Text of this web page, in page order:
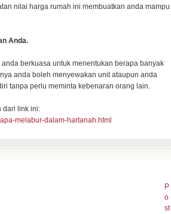
nilai harga rumah ini membuatkan anda mampu
Anda.
berkuasa untuk menentukan berapa banyak
anda boleh menyewakan unit ataupun anda
tanpa perlu meminta kebenaran orang lain.
dari link ini:
melabur-dalam-hartanah.html
P
o
st